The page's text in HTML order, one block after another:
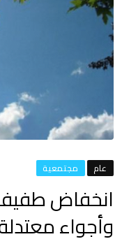
عام مجتمعية
انخفاض طفيف
وأجواء